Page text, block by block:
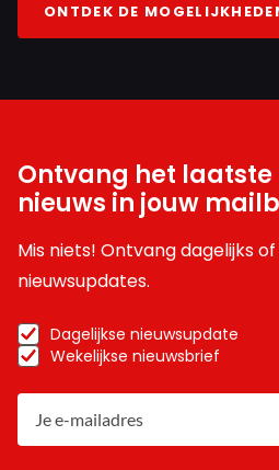
ONTDEK DE
Ontvang het laatste
nieuws in jouw
Mis niets! Ontvang dagelijks
nieuwsupdates.
Dagelijkse nieuwsupdate
Wekelijkse nieuwsbrief